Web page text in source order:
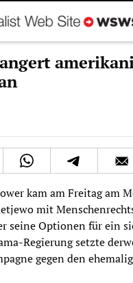
kam am Freitag am
mit
seine Optionen für ein
Regierung setzte
gegen den